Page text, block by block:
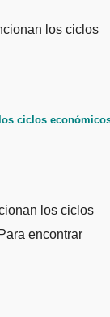
ciclos
los ciclos
encontrar